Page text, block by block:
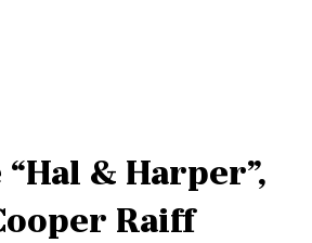
& Harper”,
Raiff